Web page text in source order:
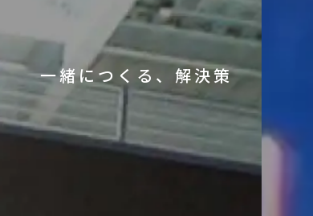
一緒につくる、解決策